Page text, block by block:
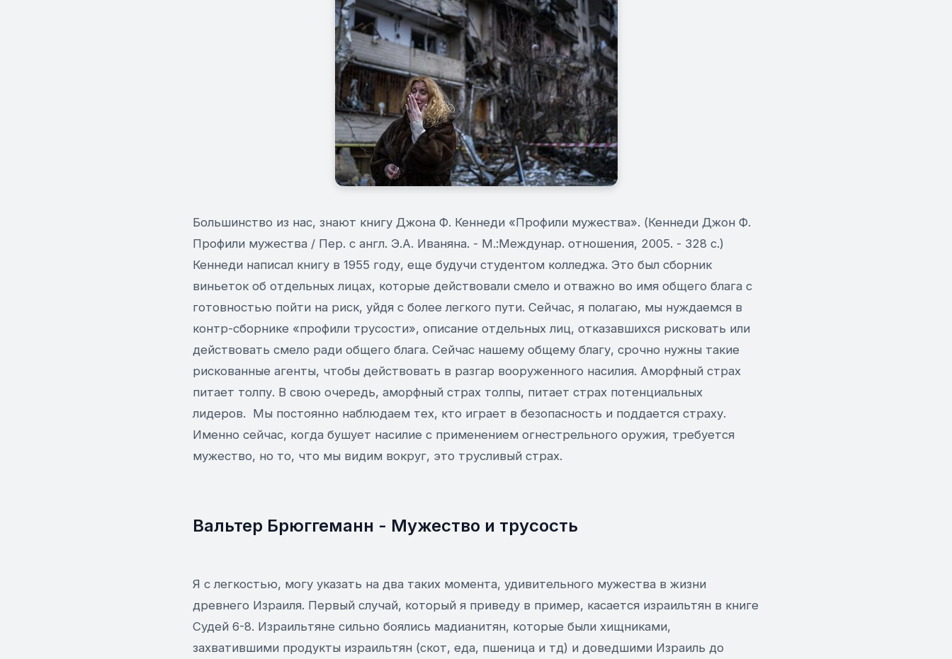
Большинство из нас, знают книгу Джона Ф. Кеннеди «Профили мужества». (Кеннеди Джон Ф.
Профили мужества / Пер. с англ. Э.А. Иваняна. - М.:Междунар. отношения, 2005. - 328 с.)
Кеннеди написал книгу в 1955 году, еще будучи студентом колледжа. Это был сборник
виньеток об отдельных лицах, которые действовали смело и отважно во имя общего блага с
готовностью пойти на риск, уйдя с более легкого пути. Сейчас, я полагаю, мы нуждаемся в
контр-сборнике «профили трусости», описание отдельных лиц, отказавшихся рисковать или
действовать смело ради общего блага. Сейчас нашему общему благу, срочно нужны такие
рискованные агенты, чтобы действовать в разгар вооруженного насилия. Аморфный страх
питает толпу. В свою очередь, аморфный страх толпы, питает страх потенциальных
лидеров. Мы постоянно наблюдаем тех, кто играет в безопасность и поддается страху.
Именно сейчас, когда бушует насилие с применением огнестрельного оружия, требуется
мужество, но то, что мы видим вокруг, это трусливый страх.
Вальтер Брюггеманн - Мужество и трусость
Я с легкостью, могу указать на два таких момента, удивительного мужества в жизни
древнего Израиля. Первый случай, который я приведу в пример, касается израильтян в книге
Судей 6-8. Израильтяне сильно боялись мадианитян, которые были хищниками,
захватившими продукты израильтян (скот, еда, пшеница и тд) и доведшими Израиль до